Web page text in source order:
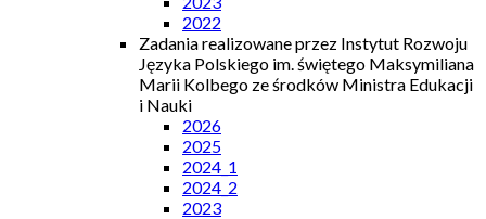
2022
Zadania realizowane przez Instytut Rozwoju
Języka Polskiego im. świętego Maksymiliana
Marii Kolbego ze środków Ministra Edukacji
i Nauki
2026
2025
2024_1
2024_2
2023